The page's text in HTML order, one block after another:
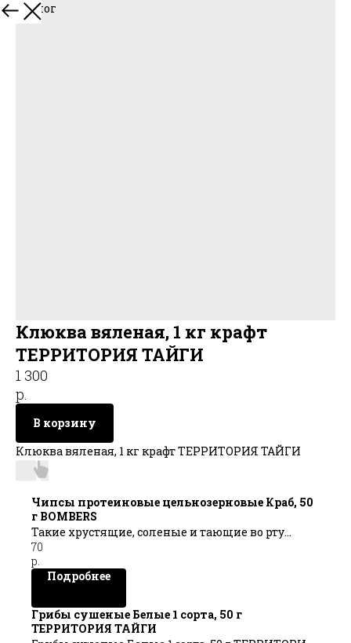
В каталог
Клюква вяленая, 1 кг крафт
ТЕРРИТОРИЯ ТАЙГИ
1 300
р.
В корзину
Клюква вяленая, 1 кг крафт ТЕРРИТОРИЯ ТАЙГИ
Чипсы протеиновые цельнозерновые Краб, 50
г BOMBERS
Такие хрустящие, соленые и тающие во рту
протеиновые цельнозерновые чипсы со вкусом
краба!
70
р.
Подробнее
Грибы сушеные Белые 1 сорта, 50 г
ТЕРРИТОРИЯ ТАЙГИ